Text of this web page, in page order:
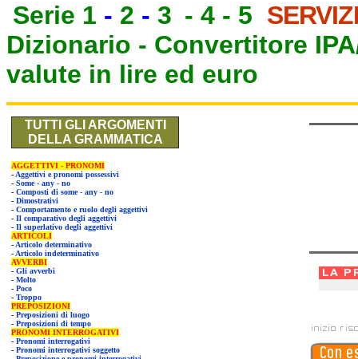
Serie 1 - 2 - 3 - 4 - 5
Dizionario - Convertitore
valute in lire ed euro
TUTTI GLI ARGOMENTI
DELLA GRAMMATICA
AGGETTIVI - PRONOMI
- Aggettivi e pronomi possessivi
- Some - any - no
- Composti di some - any - no
- Dimostrativi
- Comportamento e ruolo degli aggettivi
- Il comparativo degli aggettivi
- Il superlativo degli aggettivi
ARTICOLI
- Articolo determinativo
- Articolo indeterminativo
AVVERBI
- Gli avverbi
- Molto
- Poco
- Troppo
PREPOSIZIONI
- Preposizioni di luogo
- Preposizioni di tempo
PRONOMI INTERROGATIVI
- Pronomi interrogativi
- Pronomi interrogativi soggetto